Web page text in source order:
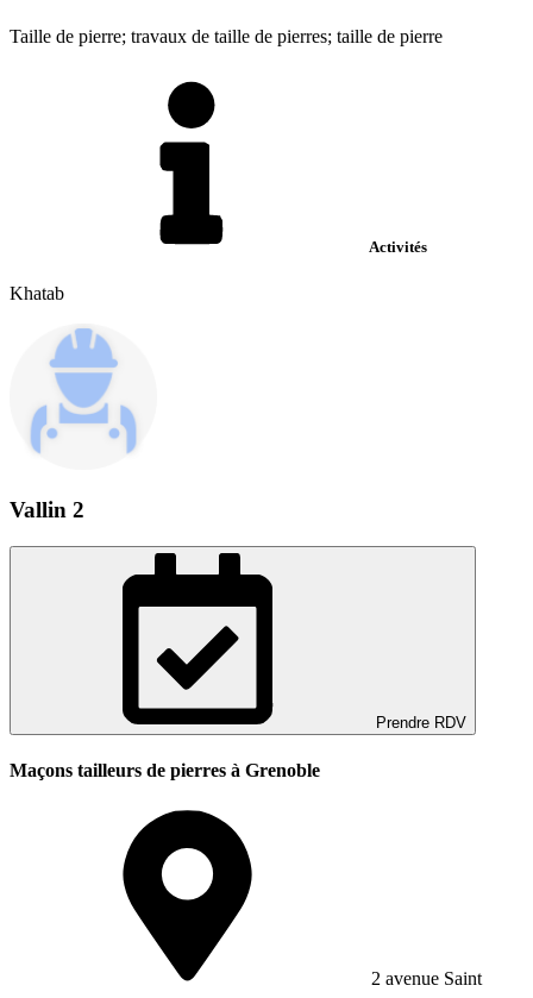
Taille de pierre; travaux de taille de pierres; taille de pierre
Activités
Khatab
Vallin 2
Prendre RDV
Maçons tailleurs de pierres à Grenoble
2 avenue Saint